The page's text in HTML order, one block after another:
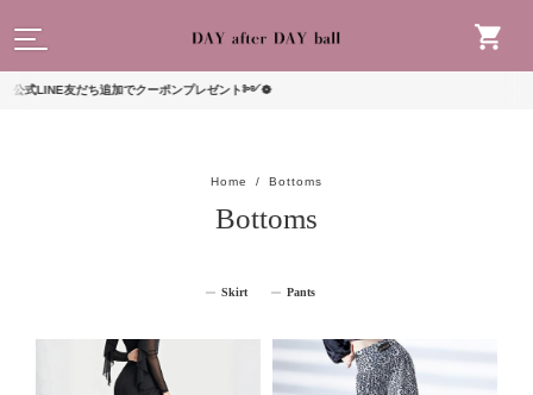
友だち追加でクーポンプレゼント༻❁
Home Bottoms
Bottoms
Skirt Pants